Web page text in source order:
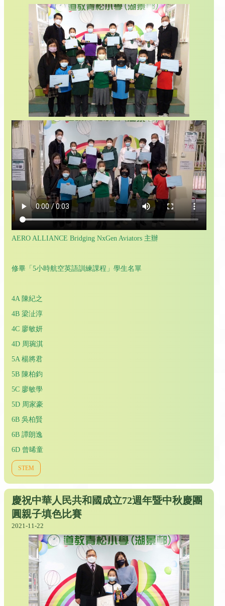
AERO ALLIANCE Bridging NxGen Aviators 主辦
修畢「5小時航空英語訓練課程」學生名單
4A 陳紀之
4B 梁沚淳
4C 廖敏妍
4D 周琬淇
5A 楊將君
5B 陳柏鈞
5C 廖敏學
5D 周家豪
6B 吳柏賢
6B 譚朗逸
6D 曾晞童
STEM
慶祝中華人民共和國成立72週年暨中秋慶團
圓親子填色比賽
2021-11-22